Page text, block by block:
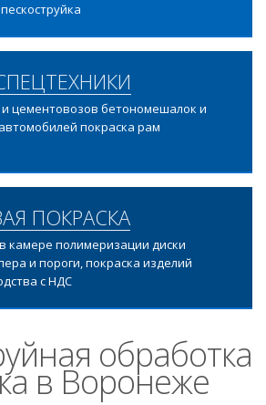
цементовозов бетономешалок и
покраска рам
ПОКРАСКА
камере полимеризации диски
и пороги, покраска изделий
с НДС
обработка
в Воронеже